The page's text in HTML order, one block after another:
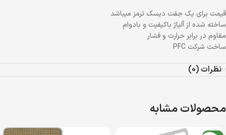
قیمت برای یک جفت دیسک ترمز میباشد
ساخته شده از آلیاژ باکیفیت و بادوام
مقاوم در برابر حرارت و فشار
ساخت شرکت PFC
نظرات (0)
محصولات مشابه